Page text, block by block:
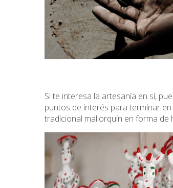
Si te interesa la artesanía en sí,
puntos de interés para terminar
tradicional mallorquín en forma de